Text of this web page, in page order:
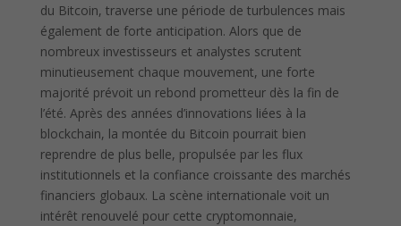
du Bitcoin, traverse une période de turbulences mais
également de forte anticipation. Alors que de
nombreux investisseurs et analystes scrutent
minutieusement chaque mouvement, une forte
majorité prévoit un rebond prometteur dès la fin de
l’été. Après des années d’innovations liées à la
blockchain, la montée du Bitcoin pourrait bien
reprendre de plus belle, propulsée par les flux
institutionnels et la confiance croissante des marchés
financiers globaux. La scène internationale voit un
intérêt renouvelé pour cette cryptomonnaie,